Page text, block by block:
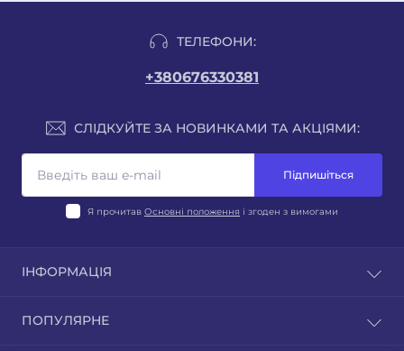
ТЕЛЕФОНИ:
+380676330381
СЛІДКУЙТЕ ЗА НОВИНКАМИ ТА АКЦІЯМИ:
Підпишіться
Я прочитав Основні положення і згоден з вимогами
ІНФОРМАЦІЯ
Відгуки
ПОПУЛЯРНЕ